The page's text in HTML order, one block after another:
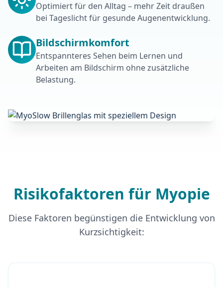
Optimiert für den Alltag – mehr Zeit draußen
bei Tageslicht für gesunde Augenentwicklung.
Bildschirmkomfort
Entspannteres Sehen beim Lernen und
Arbeiten am Bildschirm ohne zusätzliche
Belastung.
Risikofaktoren für Myopie
Diese Faktoren begünstigen die Entwicklung von
Kurzsichtigkeit: